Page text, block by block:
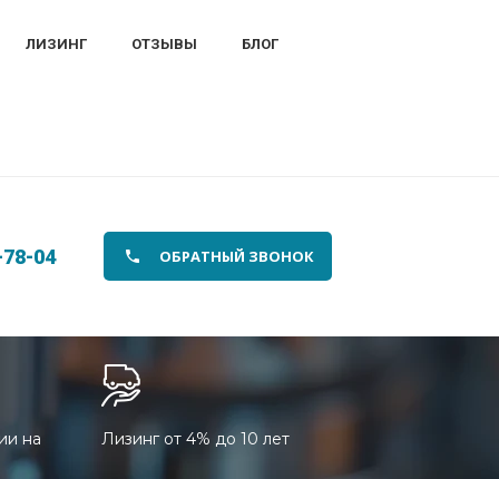
ЛИЗИНГ ОТЗЫВЫ БЛОГ
04 ОБРАТНЫЙ ЗВОНОК
на
Лизинг от 4% до 10 лет